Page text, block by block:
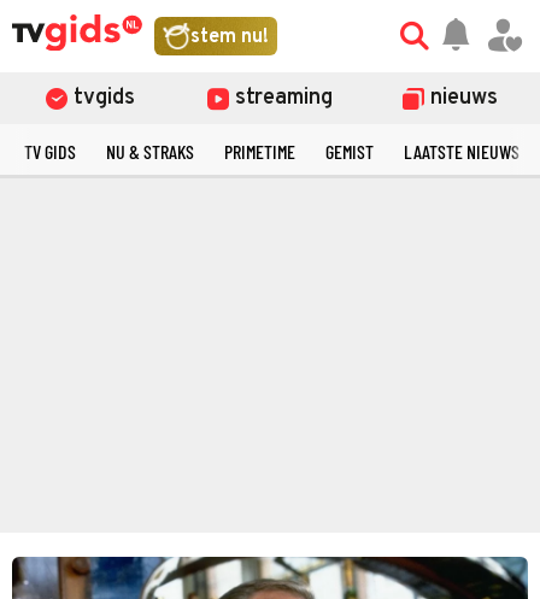
stem nu!
tvgids streaming nieuws
TV GIDS NU & STRAKS PRIMETIME GEMIST LAATSTE NIEUWS